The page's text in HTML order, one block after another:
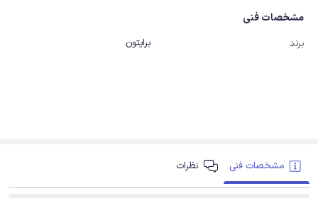
مشخصات فنی
برند برایتون
مشخصات فنی نظرات